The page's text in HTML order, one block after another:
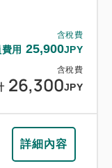
含稅費
用 25,900JPY
含稅費
26,300JPY
詳細內容